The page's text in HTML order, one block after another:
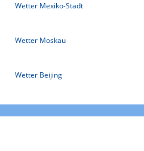
Wetter Mexiko-Stadt
Wetter Moskau
Wetter Beijing